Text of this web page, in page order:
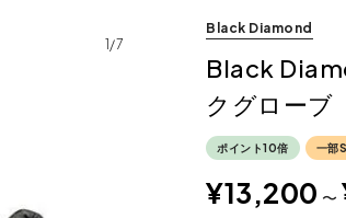
1/7
Black Diamond
Black
クグローブ
ポイント10倍 一部
¥13,200 〜